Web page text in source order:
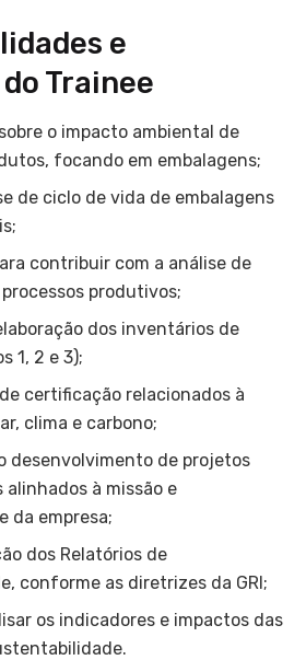
e
Trainee
o impacto ambiental de
focando em embalagens;
de ciclo de vida de embalagens
contribuir com a análise de
produtivos;
dos inventários de
1, 2 e 3);
certificação relacionados à
clima e carbono;
desenvolvimento de projetos
à missão e
da empresa;
dos Relatórios de
conforme as diretrizes da GRI;
os indicadores e impactos das